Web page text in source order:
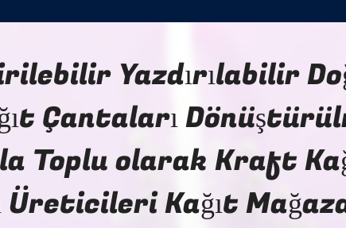
Yazdırılabilir
Çantaları
Toplu olarak Kraft
Kağıt